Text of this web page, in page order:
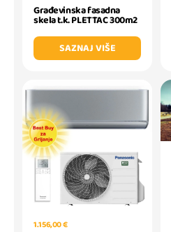
Građevinska fasadna
skela t.k. PLETTAC 300m2
SAZNAJ VIŠE
1.156,00 €